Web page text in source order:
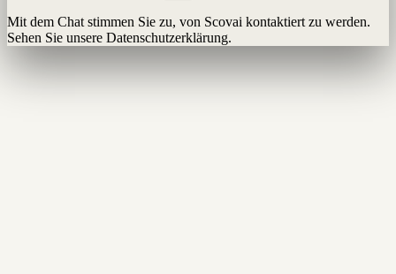
Mit dem Chat stimmen Sie zu, von Scovai kontaktiert zu werden.
Sehen Sie unsere Datenschutzerklärung.